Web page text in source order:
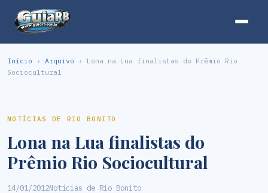
Início › Arquivo › Lona na Lua finalistas do Prêmio Rio
Sociocultural
NOTÍCIAS DE RIO BONITO
Lona na Lua finalistas do
Prêmio Rio Sociocultural
14/01/2012Notícias de Rio Bonito